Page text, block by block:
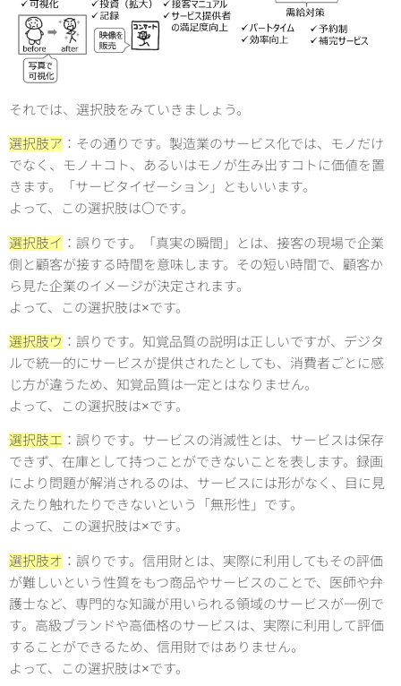
それでは、選択肢をみていきましょう。
選択肢ア ：その通りです。製造業のサービス化では、モノだけ
でなく、モノ＋コト、あるいはモノが生み出すコトに価値を置
きます。「サービタイゼーション」ともいいます。
よって、この選択肢は〇です。
選択肢イ ：誤りです。「真実の瞬間」とは、接客の現場で企業
側と顧客が接する時間を意味します。その短い時間で、顧客か
ら見た企業のイメージが決定されます。
よって、この選択肢は×です。
選択肢ウ ：誤りです。知覚品質の説明は正しいですが、デジタ
ルで統一的にサービスが提供されたとしても、消費者ごとに感
じ方が違うため、知覚品質は一定とはなりません。
よって、この選択肢は×です。
選択肢エ ：誤りです。サービスの消滅性とは、サービスは保存
できず、在庫として持つことができないことを表します。録画
により問題が解消されるのは、サービスには形がなく、目に見
えたり触れたりできないという「無形性」です。
よって、この選択肢は×です。
選択肢オ ：誤りです。信用財とは、実際に利用してもその評価
が難しいという性質をもつ商品やサービスのことで、医師や弁
護士など、専門的な知識が用いられる領域のサービスが一例で
す。高級ブランドや高価格のサービスは、実際に利用して評価
することができるため、信用財ではありません。
よって、この選択肢は×です。